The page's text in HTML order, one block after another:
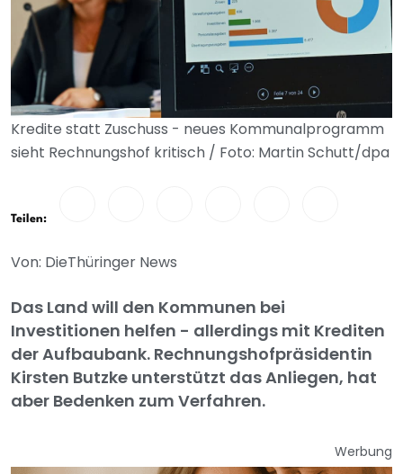
Kredite statt Zuschuss - neues Kommunalprogramm
sieht Rechnungshof kritisch / Foto: Martin Schutt/dpa
Teilen:
Von: DieThüringer News
Das Land will den Kommunen bei
Investitionen helfen - allerdings mit Krediten
der Aufbaubank. Rechnungshofpräsidentin
Kirsten Butzke unterstützt das Anliegen, hat
aber Bedenken zum Verfahren.
Werbung